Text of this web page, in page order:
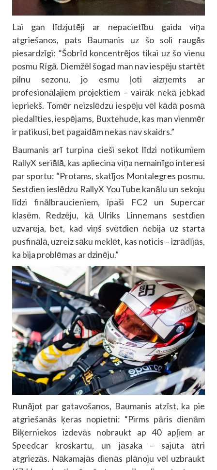
Lai gan līdzjutēji ar nepacietību gaida viņa
atgriešanos, pats Baumanis uz šo soli raugās
piesardzīgi: “Šobrīd koncentrējos tikai uz šo vienu
posmu Rīgā. Diemžēl šogad man nav iespēju startēt
pilnu sezonu, jo esmu ļoti aizņemts ar
profesionālajiem projektiem – vairāk nekā jebkad
iepriekš. Tomēr neizslēdzu iespēju vēl kādā posmā
piedalīties, iespējams, Buxtehude, kas man vienmēr
ir patikusi, bet pagaidām nekas nav skaidrs.”
Baumanis arī turpina cieši sekot līdzi notikumiem
RallyX seriālā, kas apliecina viņa nemainīgo interesi
par sportu: “Protams, skatījos Montalegres posmu.
Sestdien ieslēdzu RallyX YouTube kanālu un sekoju
līdzi finālbraucieniem, īpaši FC2 un Supercar
klasēm. Redzēju, kā Ulriks Linnemans sestdien
uzvarēja, bet, kad viņš svētdien nebija uz starta
pusfinālā, uzreiz sāku meklēt, kas noticis – izrādījās,
ka bija problēmas ar dzinēju.”
Runājot par gatavošanos, Baumanis atzīst, ka pie
atgriešanās ķeras nopietni: “Pirms pāris dienām
Biķerniekos izdevās nobraukt ap 40 apļiem ar
Speedcar kroskartu, un jāsaka – sajūta ātri
atgriezās. Nākamajās dienās plānoju vēl uzbraukt